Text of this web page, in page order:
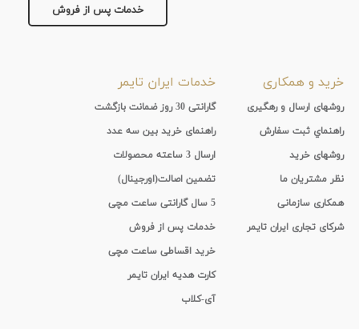
خدمات پس از فروش
خرید و همکاری
روشهای ارسال و رهگیری
راهنماي ثبت سفارش
روشهای خرید
نظر مشتریان ما
همکاری سازمانی
شرکای تجاری ایران تایمر
خدمات ایران تایمر
گارانتی 30 روز ضمانت بازگشت
راهنمای خرید بین سه عدد
ارسال 3 ساعته محصولات
تضمین اصالت(اورجینال)
5 سال گارانتی ساعت مچی
خدمات پس از فروش
خرید اقساطی ساعت مچی
کارت هدیه ایران تایمر
آی-کلاب